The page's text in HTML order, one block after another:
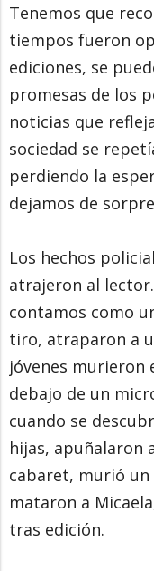
Tenemos que
tiempos fueron
ediciones, se
promesas de los
noticias que
sociedad se
perdiendo la
dejamos de
Los hechos
atrajeron al
contamos como
tiro, atraparon a
jóvenes murieron
debajo de un
cuando se
hijas, apuñalaron
cabaret, murió
mataron a
tras edición.